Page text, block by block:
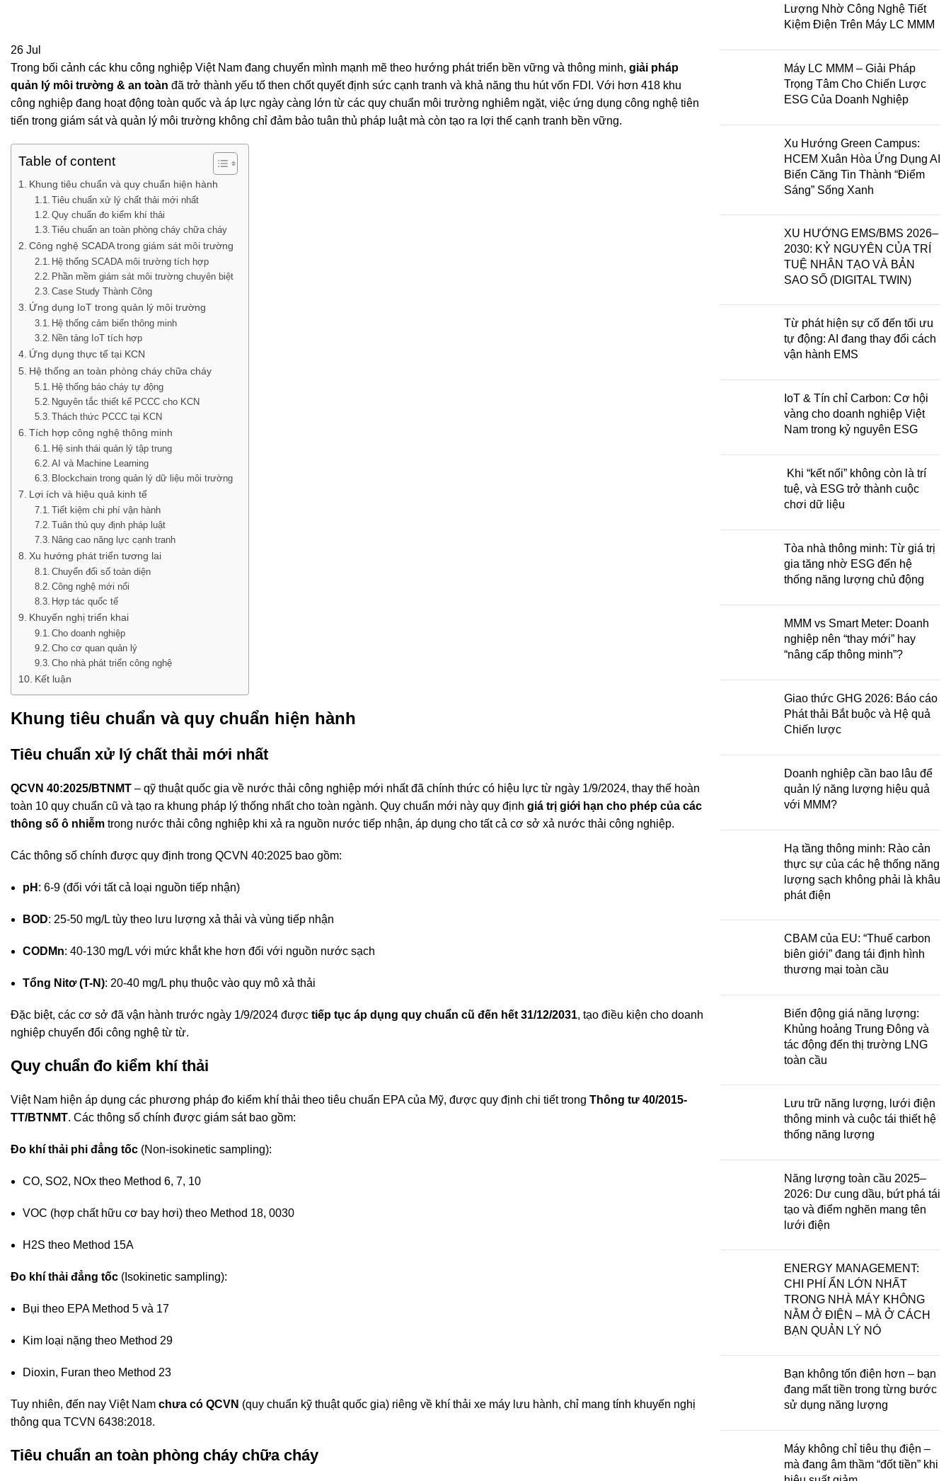
26 Jul
Trong bối cảnh các khu công nghiệp Việt Nam đang chuyển mình mạnh mẽ theo hướng phát triển bền vững và thông minh, giải pháp
quản lý môi trường & an toàn đã trở thành yếu tố then chốt quyết định sức cạnh tranh và khả năng thu hút vốn FDI. Với hơn 418 khu
công nghiệp đang hoạt động toàn quốc và áp lực ngày càng lớn từ các quy chuẩn môi trường nghiêm ngặt, việc ứng dụng công nghệ tiên
tiến trong giám sát và quản lý môi trường không chỉ đảm bảo tuân thủ pháp luật mà còn tạo ra lợi thế cạnh tranh bền vững.
Table of content
Khung tiêu chuẩn và quy chuẩn hiện hành
Tiêu chuẩn xử lý chất thải mới nhất
Quy chuẩn đo kiểm khí thải
Tiêu chuẩn an toàn phòng cháy chữa cháy
Công nghệ SCADA trong giám sát môi trường
Hệ thống SCADA môi trường tích hợp
Phần mềm giám sát môi trường chuyên biệt
Case Study Thành Công
Ứng dụng IoT trong quản lý môi trường
Hệ thống cảm biến thông minh
Nền tảng IoT tích hợp
Ứng dụng thực tế tại KCN
Hệ thống an toàn phòng cháy chữa cháy
Hệ thống báo cháy tự động
Nguyên tắc thiết kế PCCC cho KCN
Thách thức PCCC tại KCN
Tích hợp công nghệ thông minh
Hệ sinh thái quản lý tập trung
AI và Machine Learning
Blockchain trong quản lý dữ liệu môi trường
Lợi ích và hiệu quả kinh tế
Tiết kiệm chi phí vận hành
Tuân thủ quy định pháp luật
Nâng cao năng lực cạnh tranh
Xu hướng phát triển tương lai
Chuyển đổi số toàn diện
Công nghệ mới nổi
Hợp tác quốc tế
Khuyến nghị triển khai
Cho doanh nghiệp
Cho cơ quan quản lý
Cho nhà phát triển công nghệ
Kết luận
Khung tiêu chuẩn và quy chuẩn hiện hành
Tiêu chuẩn xử lý chất thải mới nhất
QCVN 40:2025/BTNMT – qỹ thuật quốc gia về nước thải công nghiệp mới nhất đã chính thức có hiệu lực từ ngày 1/9/2024, thay thế hoàn
toàn 10 quy chuẩn cũ và tạo ra khung pháp lý thống nhất cho toàn ngành. Quy chuẩn mới này quy định giá trị giới hạn cho phép của các
thông số ô nhiễm trong nước thải công nghiệp khi xả ra nguồn nước tiếp nhận, áp dụng cho tất cả cơ sở xả nước thải công nghiệp.
Các thông số chính được quy định trong QCVN 40:2025 bao gồm:
pH : 6-9 (đối với tất cả loại nguồn tiếp nhận)
BOD: 25-50 mg/L tùy theo lưu lượng xả thải và vùng tiếp nhận
CODMn: 40-130 mg/L với mức khắt khe hơn đối với nguồn nước sạch
Tổng Nitơ (T-N): 20-40 mg/L phụ thuộc vào quy mô xả thải
Đặc biệt, các cơ sở đã vận hành trước ngày 1/9/2024 được tiếp tục áp dụng quy chuẩn cũ đến hết 31/12/2031, tạo điều kiện cho doanh
nghiệp chuyển đổi công nghệ từ từ.
Quy chuẩn đo kiểm khí thải
Việt Nam hiện áp dụng các phương pháp đo kiểm khí thải theo tiêu chuẩn EPA của Mỹ, được quy định chi tiết trong Thông tư 40/2015-
TT/BTNMT. Các thông số chính được giám sát bao gồm:
Đo khí thải phi đẳng tốc (Non-isokinetic sampling):
CO, SO2, NOx theo Method 6, 7, 10
VOC (hợp chất hữu cơ bay hơi) theo Method 18, 0030
H2S theo Method 15A
Đo khí thải đẳng tốc (Isokinetic sampling):
Bụi theo EPA Method 5 và 17
Kim loại nặng theo Method 29
Dioxin, Furan theo Method 23
Tuy nhiên, đến nay Việt Nam chưa có QCVN (quy chuẩn kỹ thuật quốc gia) riêng về khí thải xe máy lưu hành, chỉ mang tính khuyến nghị
thông qua TCVN 6438:2018.
Tiêu chuẩn an toàn phòng cháy chữa cháy
Lượng Nhờ Công Nghệ Tiết
Kiệm Điện Trên Máy LC MMM
Máy LC MMM – Giải Pháp
Trọng Tâm Cho Chiến Lược
ESG Của Doanh Nghiệp
Xu Hướng Green Campus:
HCEM Xuân Hòa Ứng Dụng AI
Biến Căng Tin Thành “Điểm
Sáng” Sống Xanh
XU HƯỚNG EMS/BMS 2026–
2030: KỶ NGUYÊN CỦA TRÍ
TUỆ NHÂN TẠO VÀ BẢN
SAO SỐ (DIGITAL TWIN)
Từ phát hiện sự cố đến tối ưu
tự động: AI đang thay đổi cách
vận hành EMS
IoT & Tín chỉ Carbon: Cơ hội
vàng cho doanh nghiệp Việt
Nam trong kỷ nguyên ESG
Khi “kết nối” không còn là trí
tuệ, và ESG trở thành cuộc
chơi dữ liệu
Tòa nhà thông minh: Từ giá trị
gia tăng nhờ ESG đến hệ
thống năng lượng chủ động
MMM vs Smart Meter: Doanh
nghiệp nên “thay mới” hay
“nâng cấp thông minh”?
Giao thức GHG 2026: Báo cáo
Phát thải Bắt buộc và Hệ quả
Chiến lược
Doanh nghiệp cần bao lâu để
quản lý năng lượng hiệu quả
với MMM?
Hạ tầng thông minh: Rào cản
thực sự của các hệ thống năng
lượng sạch không phải là khâu
phát điện
CBAM của EU: “Thuế carbon
biên giới” đang tái định hình
thương mại toàn cầu
Biến động giá năng lượng:
Khủng hoảng Trung Đông và
tác động đến thị trường LNG
toàn cầu
Lưu trữ năng lượng, lưới điện
thông minh và cuộc tái thiết hệ
thống năng lượng
Năng lượng toàn cầu 2025–
2026: Dư cung dầu, bứt phá tái
tạo và điểm nghẽn mang tên
lưới điện
ENERGY MANAGEMENT:
CHI PHÍ ẨN LỚN NHẤT
TRONG NHÀ MÁY KHÔNG
NẰM Ở ĐIỆN – MÀ Ở CÁCH
BẠN QUẢN LÝ NÓ
Bạn không tốn điện hơn – bạn
đang mất tiền trong từng bước
sử dụng năng lượng
Máy không chỉ tiêu thụ điện –
mà đang âm thầm “đốt tiền” khi